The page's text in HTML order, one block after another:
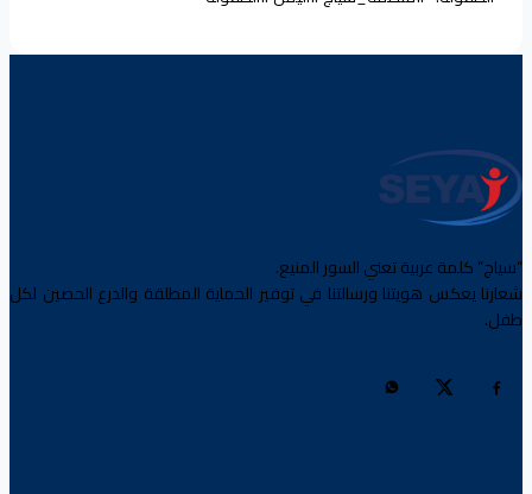
“سياج” كلمة عربية تعني السور المنيع.
شعارنا يعكس هويتنا ورسالتنا في توفير الحماية المطلقة والدرع الحصين لكل
طفل.